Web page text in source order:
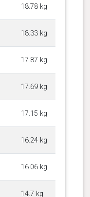
18.78 kg
18.33 kg
17.87 kg
17.69 kg
17.15 kg
16.24 kg
16.06 kg
14.7 kg